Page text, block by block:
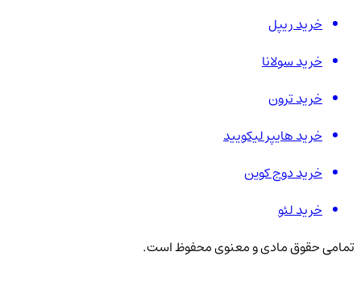
خرید ریپل
خرید سولانا
خرید ترون
خرید هایپر لیکویید
خرید دوج کوین
خرید لئو
تمامی حقوق مادی و معنوی محفوظ است.